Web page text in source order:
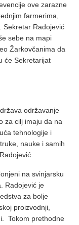
ove zarazne
farmerima,
Sekretar Radojević
sebe na mapi
Žarkovčanima da
će Sekretarijat
održavanje
za cilj imaju da na
tehnologije i
nauke i samih
na svinjarsku
Radojević je
za bolje
proizvodnji,
Tokom prethodne